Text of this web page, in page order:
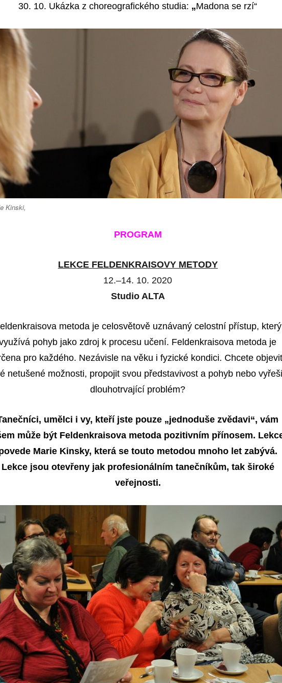
30. 10. Ukázka z choreografického studia: „Madona se rzí“
Kinski,
PROGRAM
LEKCE FELDENKRAISOVY METODY
12.–14. 10. 2020
Studio ALTA
metoda je celosvětově uznávaný celostní přístup, který
pohyb jako zdroj k procesu učení. Feldenkraisova metoda je
pro každého. Nezávisle na věku i fyzické kondici. Chcete objevit
netušené možnosti, propojit svou představivost a pohyb nebo
dlouhotrvající problém?
umělci i vy, kteří jste pouze „jednoduše zvědavi“, vám
může být Feldenkraisova metoda pozitivním přínosem.
Marie Kinsky, která se touto metodou mnoho let zabývá.
Lekce jsou otevřeny jak profesionálním tanečníkům, tak široké
veřejnosti.